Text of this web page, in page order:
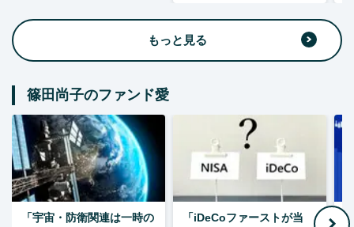
もっと見る
篠田尚子のファンド愛
「宇宙・防衛関連は一時の
「iDeCoファーストが当